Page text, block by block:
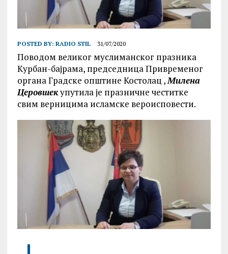
POSTED BY: RADIO STIL 31/07/2020
Поводом великог муслиманског празника
Kурбан-бајрама, председница Привременог
органа Градске општине Костолац ,Милена
Церовшекупутила је празничне честитке
свим верницима исламске вероисповести.